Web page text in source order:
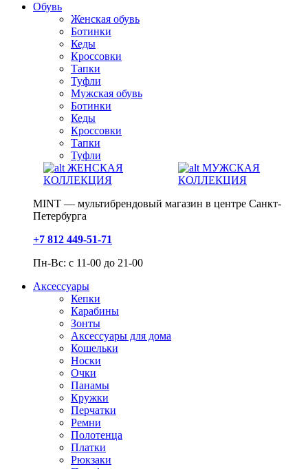
Обувь
Женская обувь
Ботинки
Кеды
Кроссовки
Тапки
Туфли
Мужская обувь
Ботинки
Кеды
Кроссовки
Тапки
Туфли
ЖЕНСКАЯ
КОЛЛЕКЦИЯ
МУЖСКАЯ
КОЛЛЕКЦИЯ
MINT — мультибрендовый магазин в центре Санкт-
Петербурга
+7 812 449-51-71
Пн-Вс: с 11-00 до 21-00
Аксессуары
Кепки
Карабины
Зонты
Аксессуары для дома
Кошельки
Носки
Очки
Панамы
Кружки
Перчатки
Ремни
Полотенца
Платки
Рюкзаки